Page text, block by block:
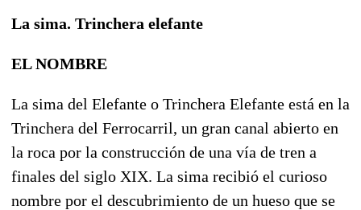
La sima. Trinchera elefante
EL NOMBRE
La sima del Elefante o Trinchera Elefante está en la
Trinchera del Ferrocarril, un gran canal abierto en
la roca por la construcción de una vía de tren a
finales del siglo XIX. La sima recibió el curioso
nombre por el descubrimiento de un hueso que se